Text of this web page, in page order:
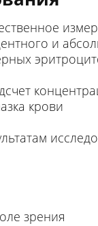
и
крови
зрения